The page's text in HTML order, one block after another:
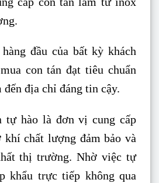
đầu của bất kỳ khách
con tán đạt tiêu chuẩn
địa chỉ đáng tin cậy.
tự hào là đơn vị cung cấp
khí chất lượng đảm bảo và
thị trường. Nhờ việc tự
khẩu trực tiếp không qua